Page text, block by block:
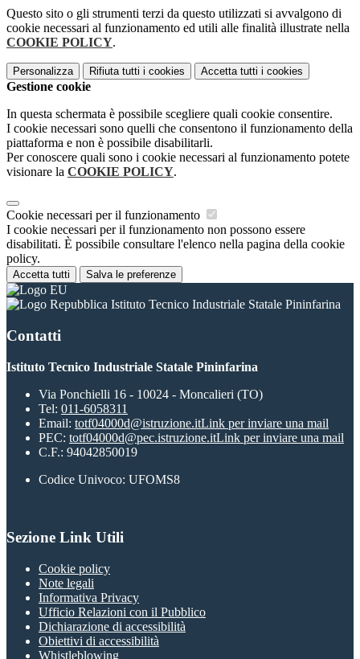
Questo sito o gli strumenti terzi da questo utilizzati si avvalgono di
cookie necessari al funzionamento ed utili alle finalità illustrate nella
COOKIE POLICY.
Personalizza Rifiuta tutti i cookies Accetta tutti i cookies
Gestione cookie
In questa schermata è possibile scegliere quali cookie consentire.
I cookie necessari sono quelli che consentono il funzionamento della
piattaforma e non è possibile disabilitarli.
Per conoscere quali sono i cookie necessari al funzionamento potete
visionare la COOKIE POLICY.
Cookie necessari per il funzionamento
I cookie necessari per il funzionamento non possono essere
disabilitati. È possibile consultare l'elenco nella pagina della cookie
policy.
Accetta tutti Salva le preferenze
Istituto Tecnico Industriale Statale Pininfarina
Contatti
Istituto Tecnico Industriale Statale Pininfarina
Via Ponchielli 16 - 10024 - Moncalieri (TO)
Tel: 011-6058311
Email: totf04000d@istruzione.itLink per inviare una mail
PEC: totf04000d@pec.istruzione.itLink per inviare una mail
C.F.: 94042850019
Codice Univoco: UFOMS8
Sezione Link Utili
Cookie policy
Note legali
Informativa Privacy
Ufficio Relazioni con il Pubblico
Dichiarazione di accessibilità
Obiettivi di accessibilità
Whistleblowing